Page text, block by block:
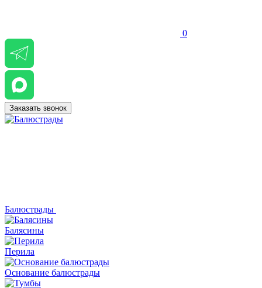
0
Заказать звонок
Балюстрады
Балясины
Перила
Основание балюстрады